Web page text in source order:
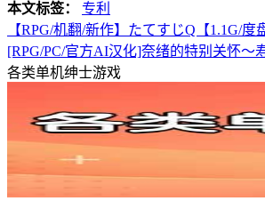
本文标签：
专利
【RPG/机翻/新作】たてすじQ【1.1G/度
[RPG/PC/官方AI汉化]奈绪的特别关怀
各类单机绅士游戏